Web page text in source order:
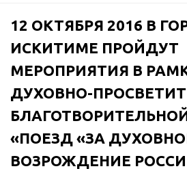
Книга почета культуры
Фотогалерея
Документы
Учредительные документы
Правовая база
Противодействие коррупции
Отчеты о деятельности
12 ОКТЯБРЯ 2016 В
ИСКИТИМЕ ПРОЙДУТ
МЕРОПРИЯТИЯ В
ДУХОВНО-
«ПОЕЗД «ЗА
ВОЗРОЖДЕНИЕ